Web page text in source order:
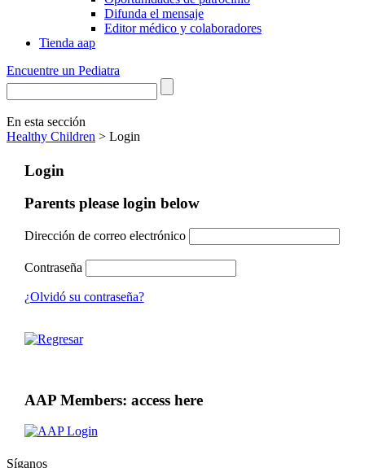
Difunda el mensaje
Editor médico y colaboradores
Tienda aap
Encuentre un Pediatra
En esta sección
Healthy Children > Login
Login
Parents please login below
Dirección de correo electrónico
Contraseña
¿Olvidó su contraseña?
AAP Members: access here
Síganos